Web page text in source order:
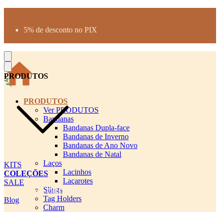
5% de desconto no PIX
PRODUTOS
KITS
COLEÇÕES
SALE
cadastro pet QRCODE
Blog
PRODUTOS
Ver PRODUTOS
Bandanas
Bandanas Dupla-face
Bandanas de Inverno
Bandanas de Ano Novo
Bandanas de Natal
Laços
Lacinhos
Laçarotes
Slings
Tag Holders
Charm